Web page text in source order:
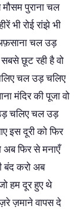
पुराना चल
भी रोई रांझे भी
चल उड़
छूट रही है वो
चल उड़ चलिए
मंदिर की पूजा वो
चलिए चल उड़
इस दूरी को फिर
फिर से मनाएँ
बंद करो अब
हम दूर हुए थे
ज़माने वापस दे